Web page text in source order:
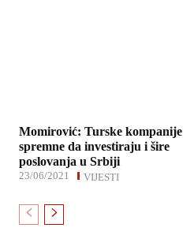
Momirović: Turske kompanije
spremne da investiraju i šire
poslovanja u Srbiji
VIJESTI
23/06/2021